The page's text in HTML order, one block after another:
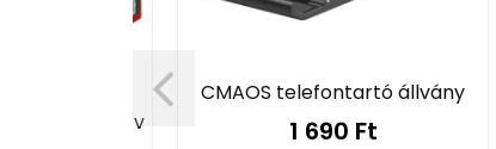
CMAOS telefontartó állvány
1 690 Ft